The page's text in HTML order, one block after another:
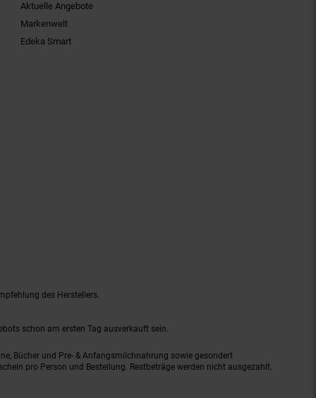
Aktuelle Angebote
Markenwelt
Edeka Smart
des Herstellers.
schon am ersten Tag ausverkauft sein.
Bücher und Pre- & Anfangsmilchnahrung sowie gesondert
pro Person und Bestellung. Restbeträge werden nicht ausgezahlt.